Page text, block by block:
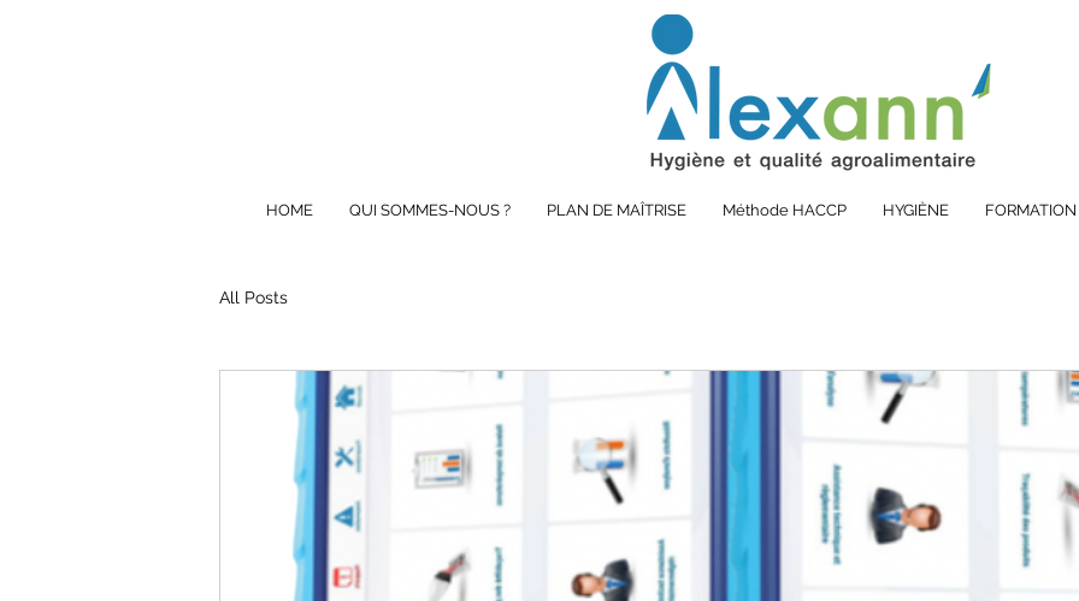
HOME QUI SOMMES-NOUS ? PLAN DE MAÎTRISE Méthode HACCP HYGIÈNE FORMATION
All Posts